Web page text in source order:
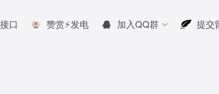
口 赞赏⚡发电 加入QQ群 提交